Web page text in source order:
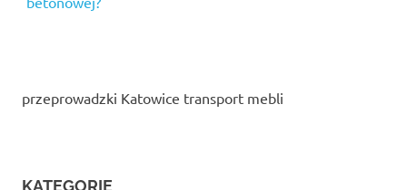
przeprowadzki Katowice transport mebli
KATEGORIE